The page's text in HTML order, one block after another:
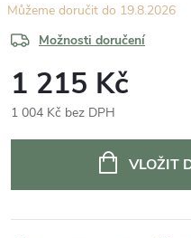
19.8.2026
Možnosti doručení
1 215 Kč
1 004 Kč bez DPH
VLOŽIT